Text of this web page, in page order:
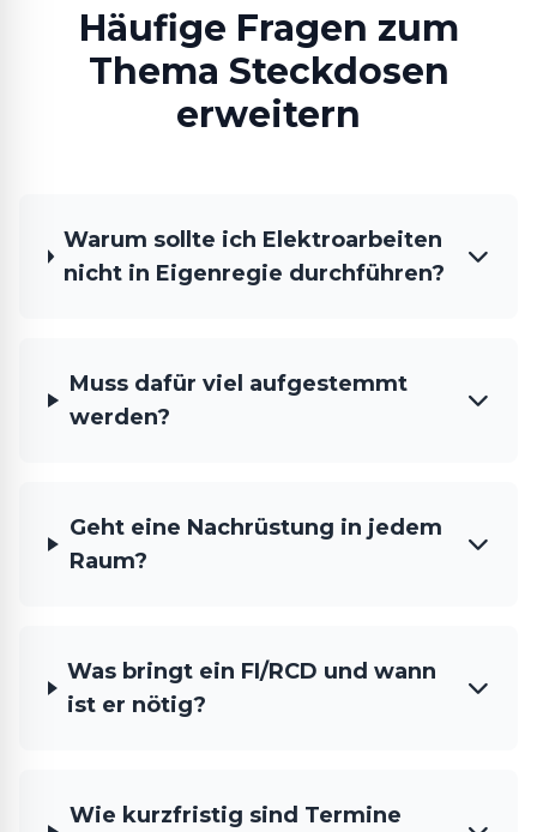
Häufige Fragen zum
Thema Steckdosen
erweitern
Warum sollte ich Elektroarbeiten
nicht in Eigenregie durchführen?
Muss dafür viel aufgestemmt
werden?
Geht eine Nachrüstung in jedem
Raum?
Was bringt ein FI/RCD und wann
ist er nötig?
Wie kurzfristig sind Termine